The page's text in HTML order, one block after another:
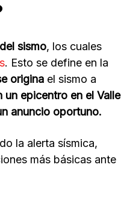
sismo, los cuales
. Esto se define en la
origina el sismo a
un epicentro en el Valle
anuncio oportuno.
la alerta sísmica,
más básicas ante